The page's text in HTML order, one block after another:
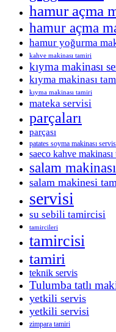
hamur açma
hamur açma
hamur yoğurma
kahve makinası tamiri
kıyma makinası
kıyma makinası
kıyma makinası tamiri
mateka servisi
parçaları
parçası
patates soyma makinası
saeco kahve
salam
salam makinesi
servisi
su sebili tamircisi
tamircileri
tamircisi
tamiri
teknik servis
Tulumba tatlı
yetkili servis
yetkili servisi
zimpara tamiri